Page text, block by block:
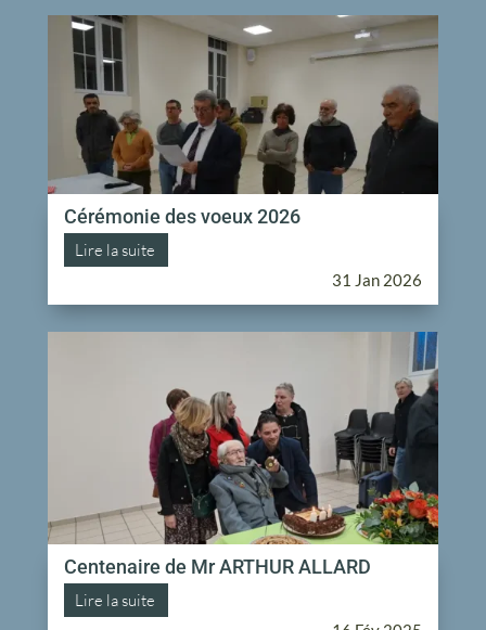
Cérémonie des voeux 2026
Lire la suite
31 Jan 2026
Centenaire de Mr ARTHUR ALLARD
Lire la suite